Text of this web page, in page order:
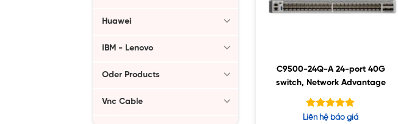
Huawei
IBM - Lenovo
Oder Products
Vnc Cable
C9500-24Q-A 24-port 40G
switch, Network Advantage
Được xếp
Liên hệ báo giá